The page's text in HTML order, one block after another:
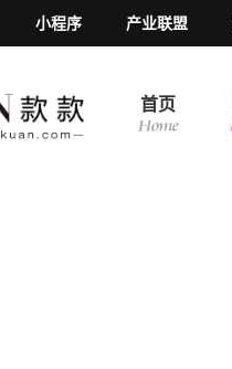
小程序 产业联盟
首页